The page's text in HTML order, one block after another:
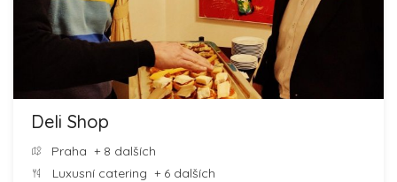
Deli Shop
Praha + 8 dalších
Luxusní catering + 6 dalších